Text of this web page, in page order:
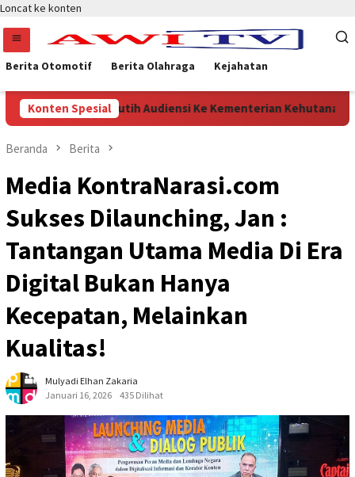
Loncat ke konten
Berita Otomotif Berita Olahraga Kejahatan
Konten Spesial
Merah Putih Audiensi Ke Kementerian Kehutanan
Beranda Berita
Media KontraNarasi.com
Sukses Dilaunching, Jan :
Tantangan Utama Media Di Era
Digital Bukan Hanya
Kecepatan, Melainkan
Kualitas!
Mulyadi Elhan Zakaria
Januari 16, 2026
435 Dilihat